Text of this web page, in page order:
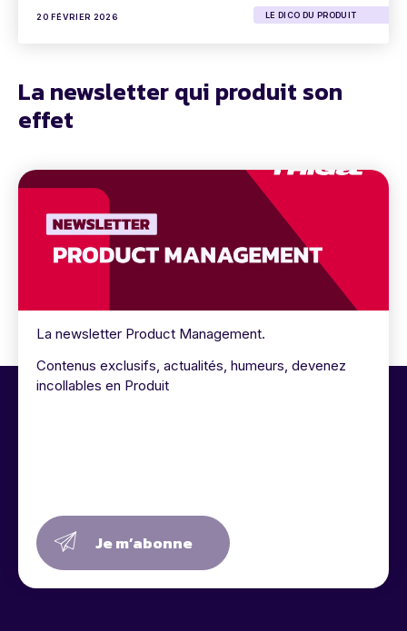
20 FÉVRIER 2026 LE DICO DU PRODUIT
La newsletter qui produit son
effet
La newsletter Product Management.
Contenus exclusifs, actualités, humeurs, devenez
incollables en Produit
Je m’abonne